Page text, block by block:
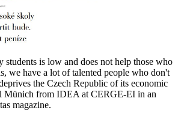
students is low and does not help those who
we have a lot of talented people who don't
the Czech Republic of its economic
Münich from IDEA at CERGE-EI in an
magazine.